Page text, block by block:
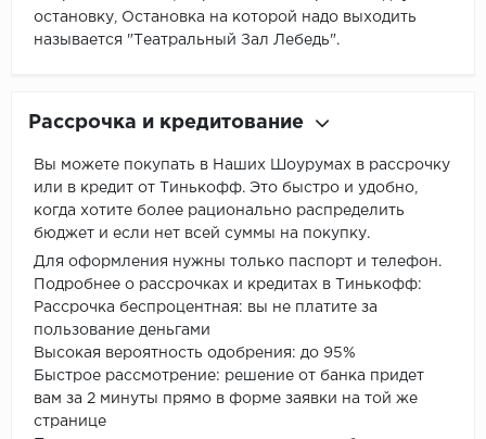
остановку, Остановка на которой надо выходить
называется "Театральный Зал Лебедь".
Рассрочка и кредитование
Вы можете покупать в Наших Шоурумах в рассрочку
или в кредит от Тинькофф. Это быстро и удобно,
когда хотите более рационально распределить
бюджет и если нет всей суммы на покупку.
Для оформления нужны только паспорт и телефон.
Подробнее о рассрочках и кредитах в Тинькофф:
Рассрочка беспроцентная: вы не платите за
пользование деньгами
Высокая вероятность одобрения: до 95%
Быстрое рассмотрение: решение от банка придет
вам за 2 минуты прямо в форме заявки на той же
странице